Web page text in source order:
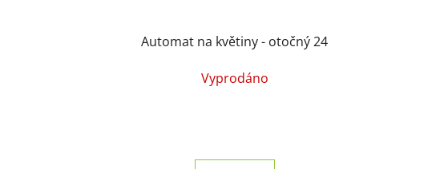
Automat na květiny - otočný 24
Vyprodáno